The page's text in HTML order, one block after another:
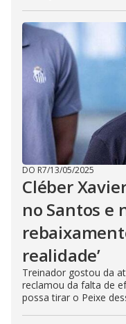
DO R7/13/05/2025
Cléber
no Santos e
realidade’
Treinador gostou da
reclamou da falta de
possa tirar o Peixe